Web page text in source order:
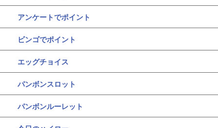
アンケートでポイント
ビンゴでポイント
エッグチョイス
パンボンスロット
パンボンルーレット